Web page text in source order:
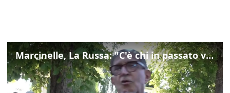
Marcinelle, La Russa: "C'è chi in passato voltava le spalle a Marcinelle"